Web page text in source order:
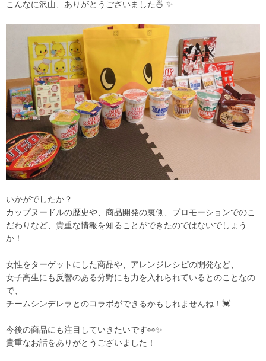
こんなに沢山、ありがとうございました🍜 ✨
いかがでしたか？
カップヌードルの歴史や、商品開発の裏側、プロモーションでのこ
だわりなど、貴重な情報を知ることができたのではないでしょう
か！
女性をターゲットにした商品や、アレンジレシピの開発など、
女子高生にも反響のある分野にも力を入れられているとのことなの
で、
チームシンデレラとのコラボができるかもしれませんね！💓
今後の商品にも注目していきたいです👀✨
貴重なお話をありがとうございました！